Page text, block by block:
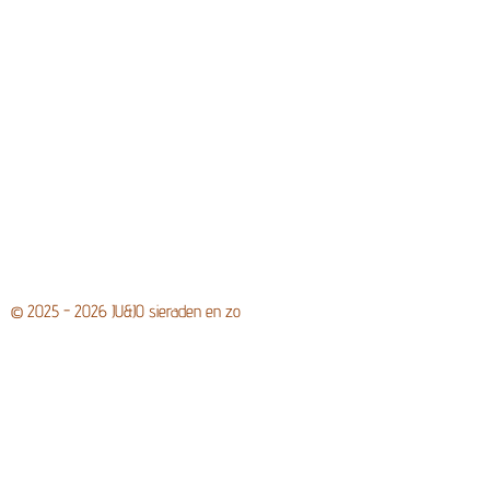
© 2025 - 2026 JU&JO sieraden en zo